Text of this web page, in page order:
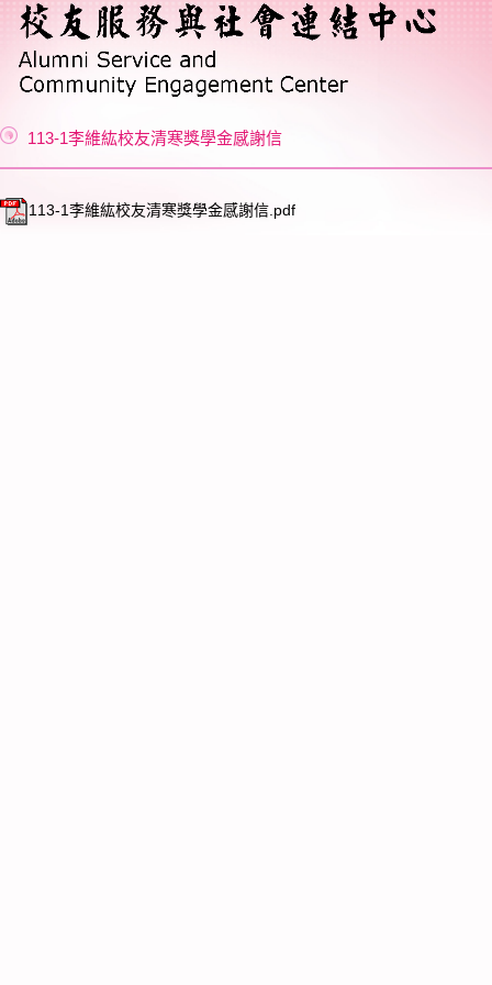
113-1李維紘校友清寒獎學金感謝信
113-1李維紘校友清寒獎學金感謝信.pdf